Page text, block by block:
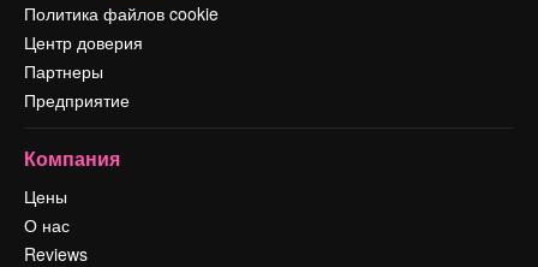
Политика файлов cookie
Центр доверия
Партнеры
Предприятие
Компания
Цены
О нас
Reviews